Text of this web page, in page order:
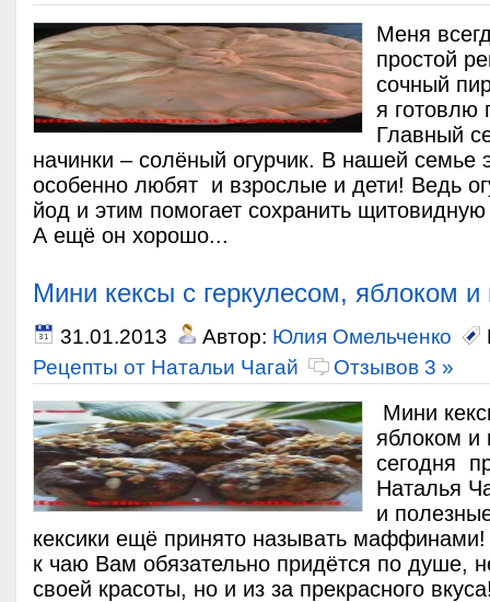
Меня
простой
сочный
я
Главный
начинки – солёный огурчик. В нашей семье
особенно любят и взрослые и дети! Ведь
йод и этим помогает сохранить
А ещё он хорошо...
Мини кексы с геркулесом, яблоком
31.01.2013 Автор: Юлия Омельченко
Рецепты от Натальи Чагай
Отзывов 3 »
Мини
яблоком
сегодня
Наталья
и
кексики ещё принято называть маффинами!
к чаю Вам обязательно придётся по душе,
своей красоты, но и из за прекрасного